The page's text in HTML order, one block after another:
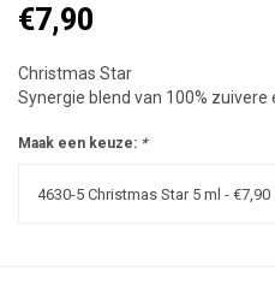
€7,90
Christmas Star
Synergie blend van 100% zuivere
Maak een keuze: *
4630-5 Christmas Star 5 ml - €7,90